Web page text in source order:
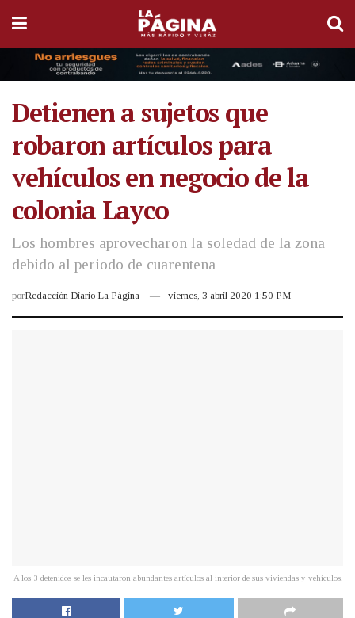
Detienen a sujetos que
robaron artículos para
vehículos en negocio de la
colonia Layco
Los hombres aprovecharon la soledad de la zona
debido al periodo de cuarentena
porRedacción Diario La Página viernes, 3 abril 2020 1:50 PM
A los 3 detenidos se les incautaron abundantes artículos al interior de sus viviendas y vehículos.